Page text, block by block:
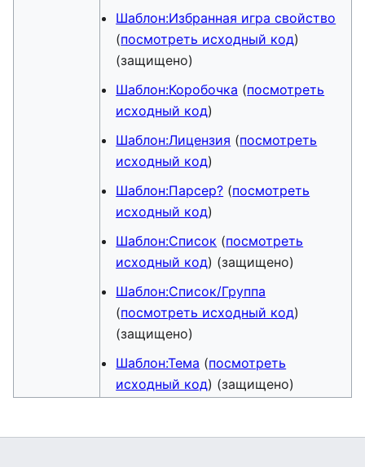
Шаблон:Избранная игра свойство
(посмотреть исходный код)
(защищено)
Шаблон:Коробочка (посмотреть
исходный код)
Шаблон:Лицензия (посмотреть
исходный код)
Шаблон:Парсер? (посмотреть
исходный код)
Шаблон:Список (посмотреть
исходный код) (защищено)
Шаблон:Список/Группа
(посмотреть исходный код)
(защищено)
Шаблон:Тема (посмотреть
исходный код) (защищено)